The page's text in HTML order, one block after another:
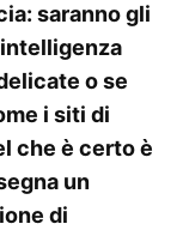
saranno gli
o se
i siti di
che è certo è
un
di